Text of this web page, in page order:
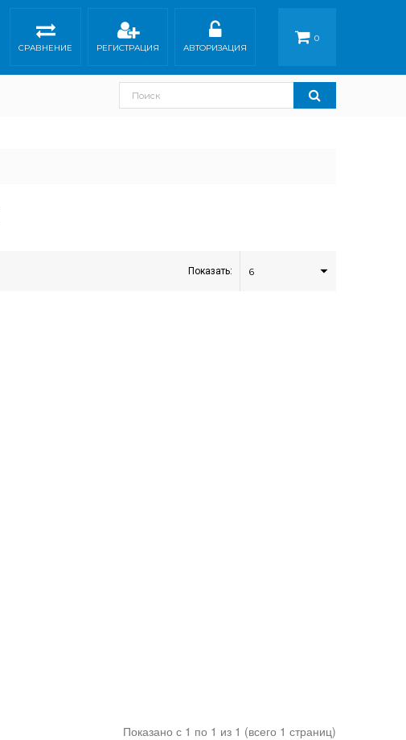
0
СРАВНЕНИЕ
РЕГИСТРАЦИЯ АВТОРИЗАЦИЯ
Показать: 6
Показано с 1 по 1 из 1 (всего 1 страниц)